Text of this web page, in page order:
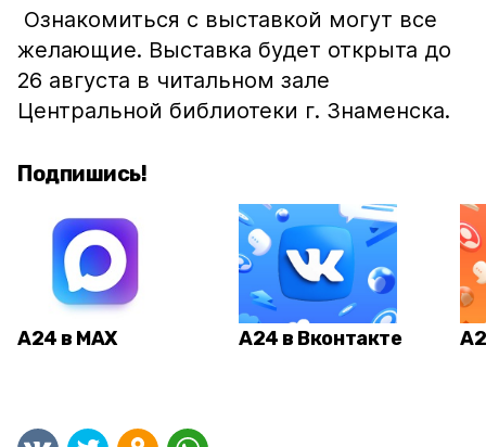
Ознакомиться с выставкой могут все
желающие. Выставка будет открыта до
26 августа в читальном зале
Центральной библиотеки г. Знаменска.
Подпишись!
А24 в MAX А24 в Вконтакте